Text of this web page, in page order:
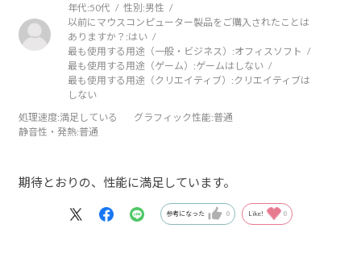
年代:50代 性別:男性
以前にマウスコンピューター製品をご購入されたことは
ありますか？:はい
最も使用する用途（一般・ビジネス）:オフィスソフト
最も使用する用途（ゲーム）:ゲームはしない
最も使用する用途（クリエイティブ）:クリエイティブは
しない
処理速度:満足している グラフィック性能:普通
静音性・発熱:普通
期待とおりの、性能に満足しています。
参考になった 0 Like! 0